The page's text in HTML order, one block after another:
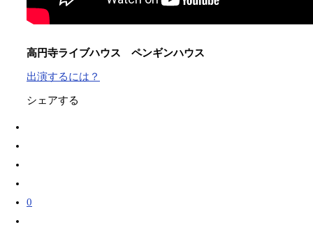
高円寺ライブハウス ペンギンハウス
出演するには？
シェアする
0